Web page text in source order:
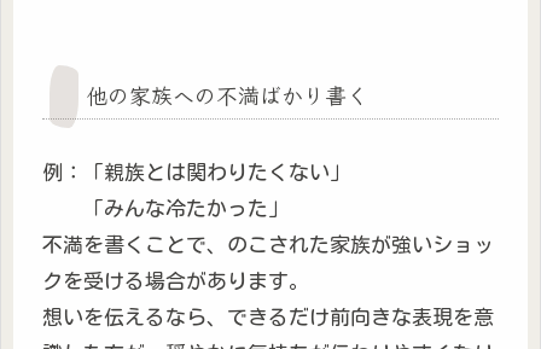
他の家族への不満ばかり書く
例：「親族とは関わりたくない」
「みんな冷たかった」
不満を書くことで、のこされた家族が強いショッ
クを受ける場合があります。
想いを伝えるなら、できるだけ前向きな表現を意